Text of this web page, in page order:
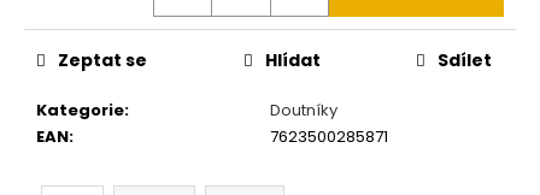
Kategorie:
Doutníky
EAN: 7623500285871
Zeptat se Hlídat Sdílet
o
č
u